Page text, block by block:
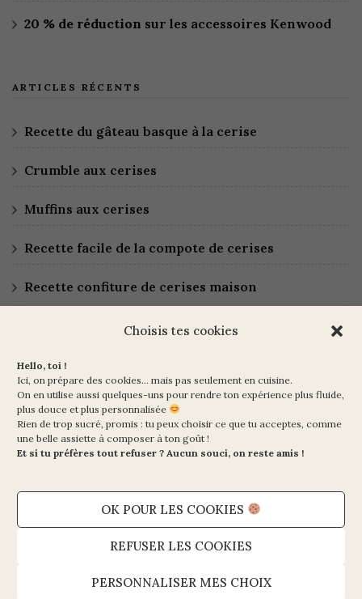
Choisis tes cookies
Hello, toi !
Ici, on prépare des cookies… mais pas seulement en cuisine.
On en utilise aussi quelques-uns pour rendre ton expérience plus fluide,
plus douce et plus personnalisée
Rien de trop sucré, promis : tu peux choisir ce que tu acceptes, comme
une belle assiette à composer à ton goût !
Et si tu préfères tout refuser ? Aucun souci, on reste amis !
OK POUR LES COOKIES
REFUSER LES COOKIES
PERSONNALISER MES CHOIX
20 % de réduction sur les accessoires Kenwood
ARTICLES RÉCENTS
Recette du gâteau basque à la cerise
Crumble aux cerises
Muffins aux cerises
Recette facile de la compote de cerises
Recette confiture de cerises maison
Ma Vie en Vert
10 rue de la Paix
Mentions légales et CGV
Politique de cookies (UE)